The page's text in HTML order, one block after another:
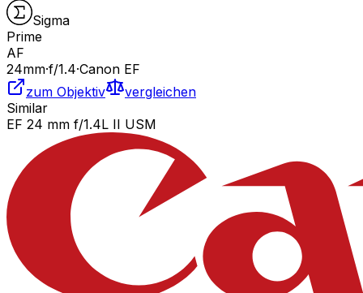
Sigma
Prime
AF
24mm·f/1.4·Canon EF
zum Objektiv
vergleichen
Similar
EF 24 mm f/1.4L II USM